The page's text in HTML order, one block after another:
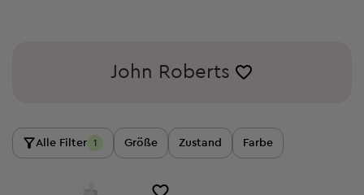
John Roberts
Alle Filter 1 Größe Zustand Farbe